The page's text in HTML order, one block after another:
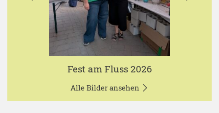
Fest am Fluss 2026
Alle Bilder ansehen